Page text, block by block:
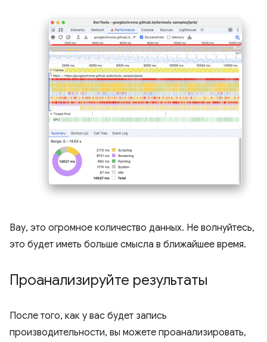
Вау, это огромное количество данных. Не волнуйтесь,
это будет иметь больше смысла в ближайшее время.
Проанализируйте результаты
После того, как у вас будет запись
производительности, вы можете проанализировать,